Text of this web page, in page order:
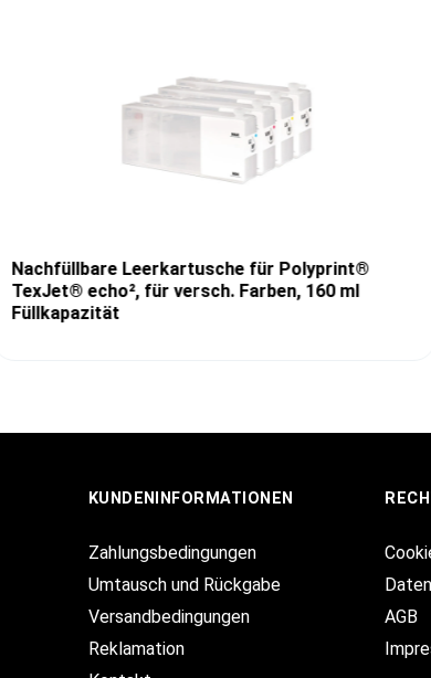
Nachfüllbare Leerkartusche für Polyprint®
TexJet® echo², für versch. Farben, 160 ml
Füllkapazität
KUNDENINFORMATIONEN
Zahlungsbedingungen
Umtausch und Rückgabe
Versandbedingungen
Reklamation
AGB